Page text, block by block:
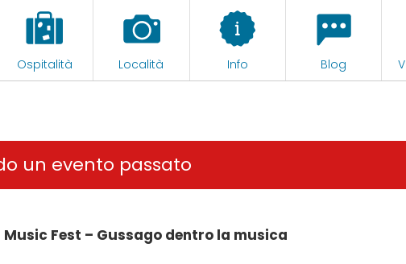
Ospitalità Località Info Blog
un evento passato
Fest – Gussago dentro la musica